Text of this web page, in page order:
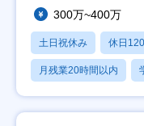
300万~400万
土日祝休み 休日
月残業20時間以内